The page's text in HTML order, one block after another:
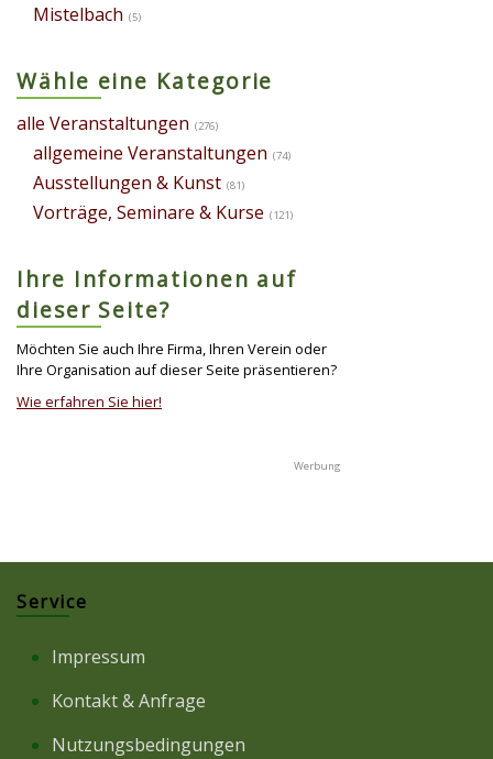
Mistelbach (5)
Wähle eine Kategorie
alle Veranstaltungen (276)
allgemeine Veranstaltungen (74)
Ausstellungen & Kunst (81)
Vorträge, Seminare & Kurse (121)
Ihre Informationen auf
dieser Seite?
Möchten Sie auch Ihre Firma, Ihren Verein oder
Ihre Organisation auf dieser Seite präsentieren?
Wie erfahren Sie hier!
Service
Impressum
Kontakt & Anfrage
Nutzungsbedingungen